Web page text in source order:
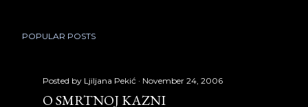
POPULAR POSTS
Posted by Ljiljana Pekić November 24, 2006
O SMRTNOJ KAZNI